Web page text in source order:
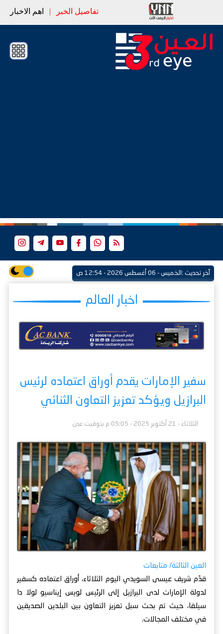
تفاصيل الخبر | اهم الاخبار